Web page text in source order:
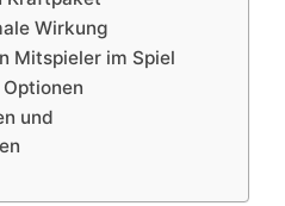
Wirkung
Mitspieler im Spiel
und